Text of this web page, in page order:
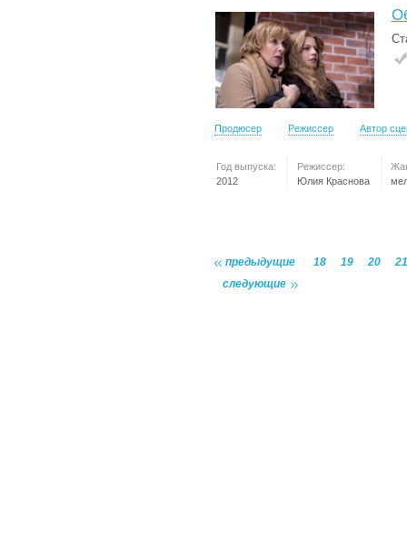
Продюсер Режиссер Автор
Год выпуска:
2012
Режиссер:
Юлия Краснова
предыдущие 18 19 20
21
следующие